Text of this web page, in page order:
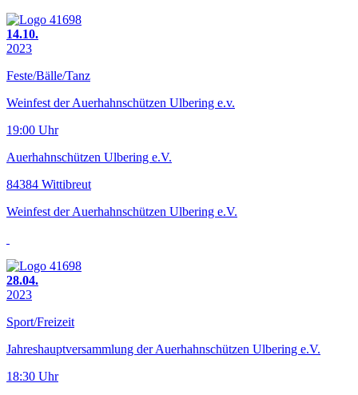
14.10.
2023
Feste/Bälle/Tanz
Weinfest der Auerhahnschützen Ulbering e.v.
19:00 Uhr
Auerhahnschützen Ulbering e.V.
84384 Wittibreut
Weinfest der Auerhahnschützen Ulbering e.V.
28.04.
2023
Sport/Freizeit
Jahreshauptversammlung der Auerhahnschützen Ulbering e.V.
18:30 Uhr